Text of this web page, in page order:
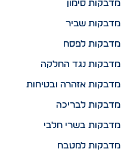
מדבקות סימון
מדבקות שביר
מדבקות לפסח
מדבקות נגד החלקה
מדבקות אזהרה ובטיחות
מדבקות לבריכה
מדבקות בשרי חלבי
מדבקות למטבח